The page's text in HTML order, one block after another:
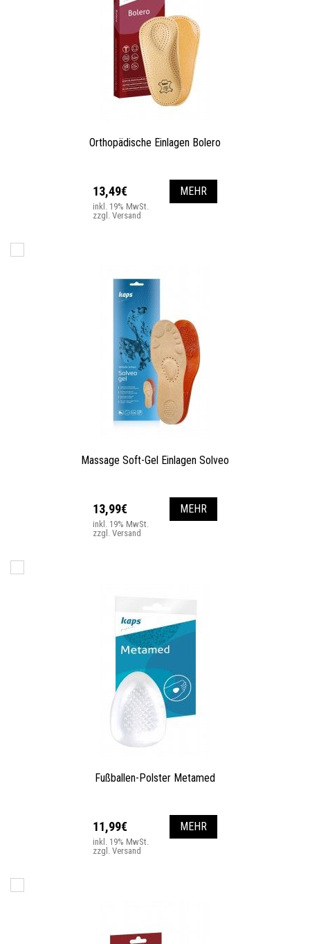
Orthopädische Einlagen Bolero
13,49€
inkl. 19% MwSt.
zzgl. Versand
MEHR
Massage Soft-Gel Einlagen Solveo
13,99€
inkl. 19% MwSt.
zzgl. Versand
MEHR
Fußballen-Polster Metamed
11,99€
inkl. 19% MwSt.
zzgl. Versand
MEHR